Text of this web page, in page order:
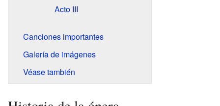
Acto III
Canciones importantes
Galería de imágenes
Véase también